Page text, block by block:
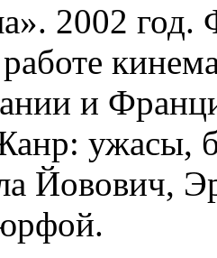
2002 год.
и
ужасы,
Йовович,